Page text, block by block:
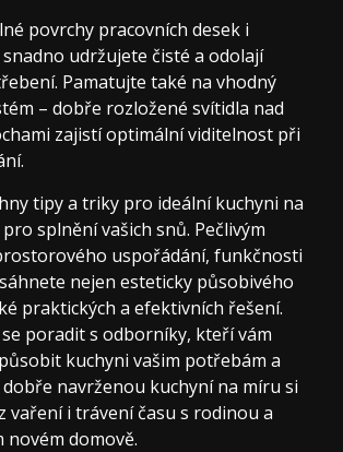
povrchy pracovních desek i
udržujete čisté a odolají
Pamatujte také na vhodný
– dobře rozložené svítidla nad
zajistí optimální viditelnost při
tipy a triky pro ideální kuchyni na
splnění vašich snů. Pečlivým
uspořádání, funkčnosti
nejen esteticky působivého
praktických a efektivních řešení.
poradit s odborníky, kteří vám
kuchyni vašim potřebám a
navrženou kuchyní na míru si
vaření i trávení času s rodinou a
novém domově.